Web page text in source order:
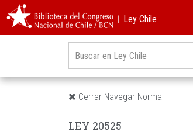
︱Ley Chile
Cerrar Navegar Norma
LEY 20525